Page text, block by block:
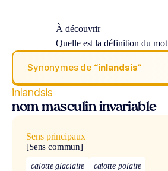
À découvrir
Quelle est la définition du mot
Synonymes de “inlandsis“
inlandsis
nom masculin invariable
Sens principaux
[Sens commun]
calotte glaciaire calotte polaire